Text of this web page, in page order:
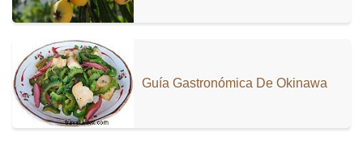
Guía Gastronómica De Okinawa